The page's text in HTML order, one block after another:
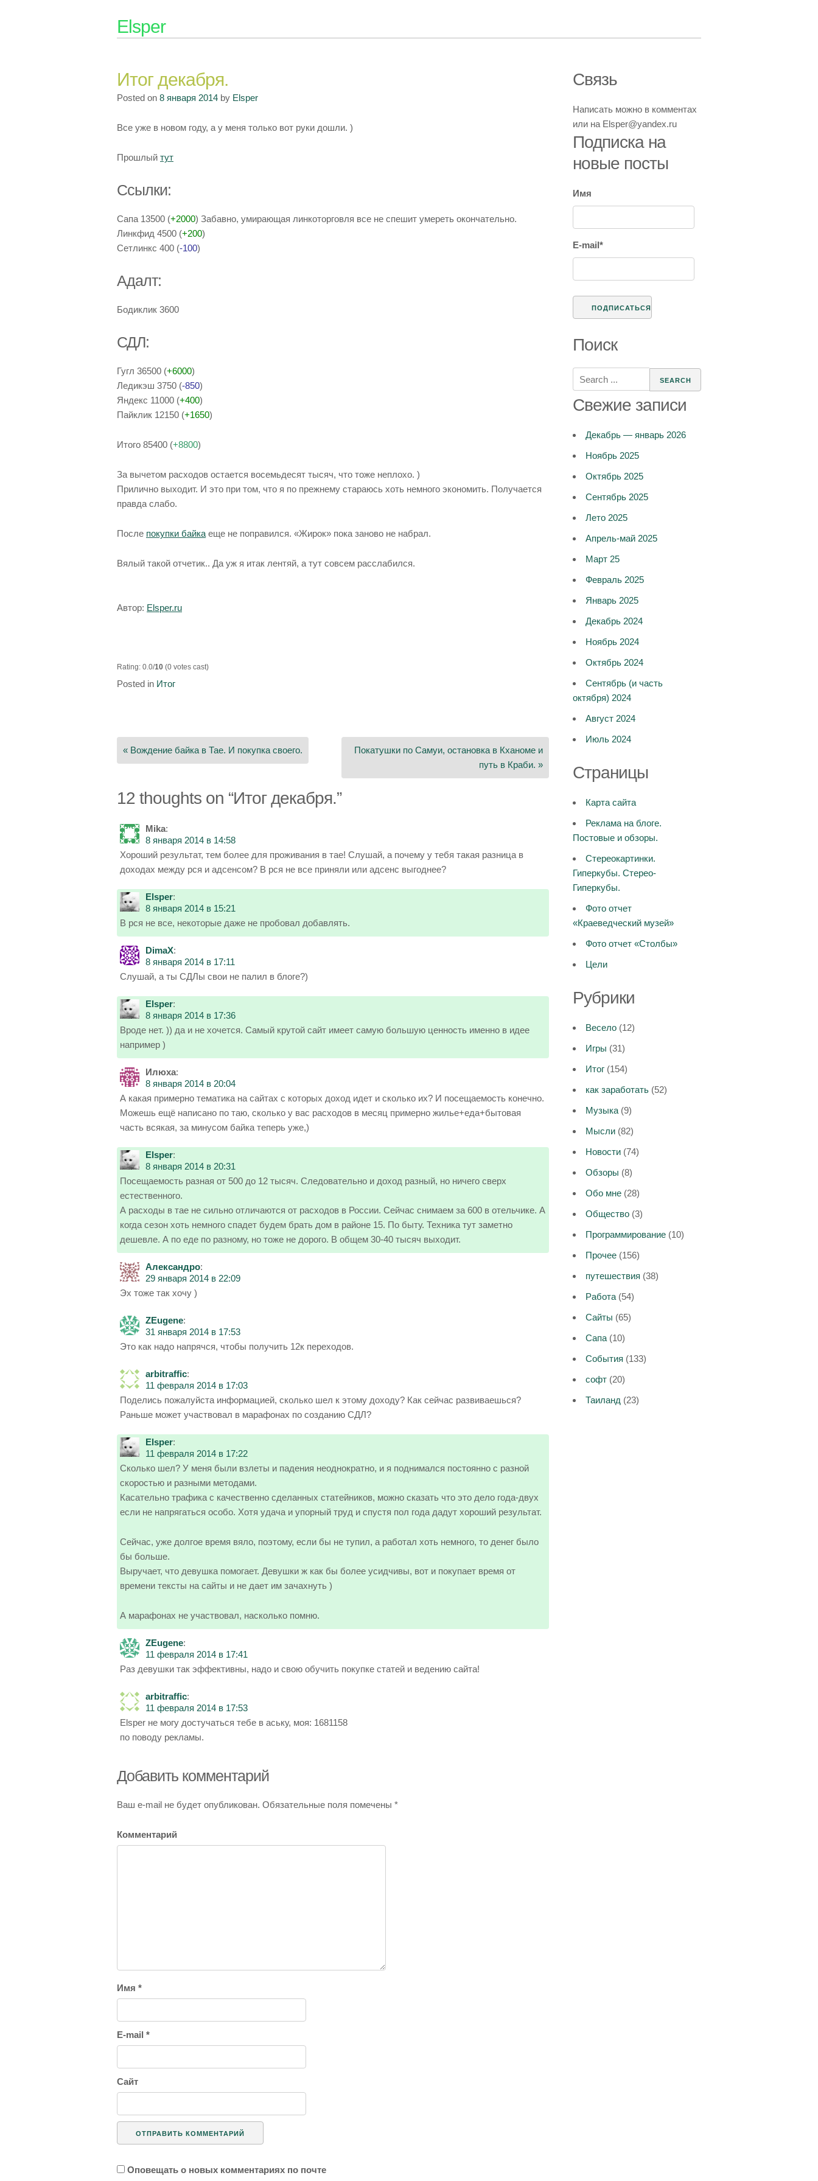
Elsper
Итог декабря.
Posted on 8 января 2014 by Elsper
Все уже в новом году, а у меня только вот руки дошли. )
Прошлый тут
Ссылки:
Сапа 13500 (+2000) Забавно, умирающая линкоторговля все не спешит умереть окончательно.
Линкфид 4500 (+200)
Сетлинкс 400 (-100)
Адалт:
Бодиклик 3600
СДЛ:
Гугл 36500 (+6000)
Ледикэш 3750 (-850)
Яндекс 11000 (+400)
Пайклик 12150 (+1650)
Итого 85400 (+8800)
За вычетом расходов остается восемьдесят тысяч, что тоже неплохо. )
Прилично выходит. И это при том, что я по прежнему стараюсь хоть немного экономить. Получается
правда слабо.
После покупки байка еще не поправился. «Жирок» пока заново не набрал.
Вялый такой отчетик.. Да уж я итак лентяй, а тут совсем расслабился.
Автор: Elsper.ru
Rating: 0.0/10 (0 votes cast)
Posted in Итог
по
записям
« Вождение байка в Тае. И покупка своего.
Покатушки по Самуи, остановка в Кханоме и
путь в Краби. »
12 thoughts on “Итог декабря.”
Mika:
8 января 2014 в 14:58
Хороший результат, тем более для проживания в тае! Слушай, а почему у тебя такая разница в
доходах между рся и адсенсом? В рся не все приняли или адсенс выгоднее?
Elsper:
8 января 2014 в 15:21
В рся не все, некоторые даже не пробовал добавлять.
DimaX:
8 января 2014 в 17:11
Слушай, а ты СДЛы свои не палил в блоге?)
Elsper:
8 января 2014 в 17:36
Вроде нет. )) да и не хочется. Самый крутой сайт имеет самую большую ценность именно в идее
например )
Илюха:
8 января 2014 в 20:04
А какая примерно тематика на сайтах с которых доход идет и сколько их? И посещаемость конечно.
Можешь ещё написано по таю, сколько у вас расходов в месяц примерно жилье+еда+бытовая
часть всякая, за минусом байка теперь уже,)
Elsper:
8 января 2014 в 20:31
Посещаемость разная от 500 до 12 тысяч. Следовательно и доход разный, но ничего сверх
естественного.
А расходы в тае не сильно отличаются от расходов в России. Сейчас снимаем за 600 в отельчике. А
когда сезон хоть немного спадет будем брать дом в районе 15. По быту. Техника тут заметно
дешевле. А по еде по разному, но тоже не дорого. В общем 30-40 тысяч выходит.
Александро:
29 января 2014 в 22:09
Эх тоже так хочу )
ZEugene:
31 января 2014 в 17:53
Это как надо напрячся, чтобы получить 12к переходов.
arbitraffic:
11 февраля 2014 в 17:03
Поделись пожалуйста информацией, сколько шел к этому доходу? Как сейчас развиваешься?
Раньше может участвовал в марафонах по созданию СДЛ?
Elsper:
11 февраля 2014 в 17:22
Сколько шел? У меня были взлеты и падения неоднократно, и я поднимался постоянно с разной
скоростью и разными методами.
Касательно трафика с качественно сделанных статейников, можно сказать что это дело года-двух
если не напрягаться особо. Хотя удача и упорный труд и спустя пол года дадут хороший результат.
Сейчас, уже долгое время вяло, поэтому, если бы не тупил, а работал хоть немного, то денег было
бы больше.
Выручает, что девушка помогает. Девушки ж как бы более усидчивы, вот и покупает время от
времени тексты на сайты и не дает им зачахнуть )
А марафонах не участвовал, насколько помню.
ZEugene:
11 февраля 2014 в 17:41
Раз девушки так эффективны, надо и свою обучить покупке статей и ведению сайта!
arbitraffic:
11 февраля 2014 в 17:53
Elsper не могу достучаться тебе в аську, моя: 1681158
по поводу рекламы.
Добавить комментарий
Ваш e-mail не будет опубликован. Обязательные поля помечены *
Комментарий
Имя *
E-mail *
Сайт
Оповещать о новых комментариях по почте
Связь
Написать можно в комментах
или на Elsper@yandex.ru
Подписка на
новые посты
Имя
E-mail*
Поиск
Search
for:
Свежие записи
Декабрь — январь 2026
Ноябрь 2025
Октябрь 2025
Сентябрь 2025
Лето 2025
Апрель-май 2025
Март 25
Февраль 2025
Январь 2025
Декабрь 2024
Ноябрь 2024
Октябрь 2024
Сентябрь (и часть
октября) 2024
Август 2024
Июль 2024
Страницы
Карта сайта
Реклама на блоге.
Постовые и обзоры.
Стереокартинки.
Гиперкубы. Стерео-
Гиперкубы.
Фото отчет
«Краеведческий музей»
Фото отчет «Столбы»
Цели
Рубрики
Весело(12)
Игры (31)
Итог(154)
как заработать(52)
Музыка(9)
Мысли(82)
Новости(74)
Обзоры (8)
Обо мне(28)
Общество(3)
Программирование(10)
Прочее(156)
путешествия (38)
Работа(54)
Сайты (65)
Сапа(10)
События (133)
софт(20)
Таиланд (23)